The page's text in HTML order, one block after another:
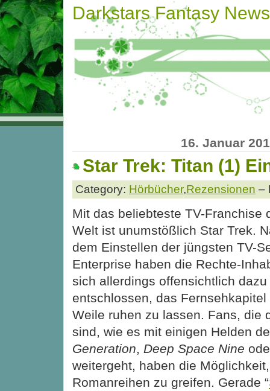
Darkstars Fantasy News
16. Januar
Star Trek: Titan (1)
Category: Hörbücher,Rezensionen –
Mit das beliebteste TV-Franchise
Welt ist unumstößlich Star Trek.
dem Einstellen der jüngsten TV-
Enterprise haben die Rechte-
sich allerdings offensichtlich dazu
entschlossen, das
Weile ruhen zu lassen. Fans, die
sind, wie es mit einigen Helden
Generation, Deep Space Nine
weitergeht, haben die
Romanreihen zu greifen. Gerade “